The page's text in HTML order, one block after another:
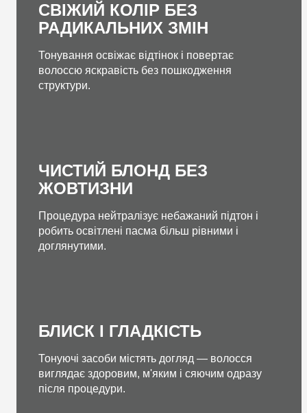
СВІЖИЙ КОЛІР БЕЗ
РАДИКАЛЬНИХ ЗМІН
Тонування освіжає відтінок і повертає
волоссю яскравість без пошкодження
структури.
ЧИСТИЙ БЛОНД БЕЗ
ЖОВТИЗНИ
Процедура нейтралізує небажаний підтон і
робить освітлені пасма більш рівними і
доглянутими.
БЛИСК І ГЛАДКІСТЬ
Тонуючі засоби містять догляд — волосся
виглядає здоровим, м'яким і сяючим одразу
після процедури.